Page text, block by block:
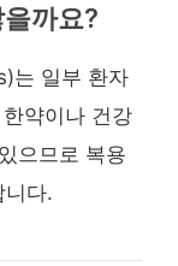
까요?
는 일부 환자
약이나 건강
으므로 복용
니다.